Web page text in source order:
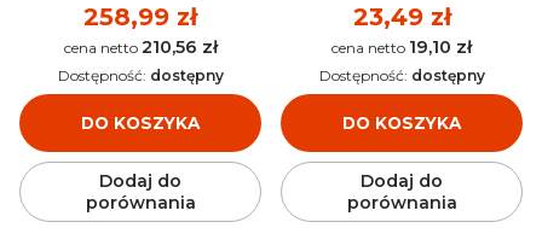
Cena
258,99 zł
Cena 210,56 zł
DO KOSZYKA
Dostępność: dostępny
Dodaj do
porównania
Cena
23,49 zł
Cena 19,10 zł
DO KOSZYKA
Dostępność: dostępny
Dodaj do
porównania